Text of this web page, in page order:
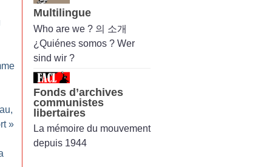
»
Multilingue
Who are we ? 의 소개
¿Quiénes somos ? Wer
sind wir ?
Fonds d’archives
communistes
libertaires
La mémoire du mouvement
depuis 1944